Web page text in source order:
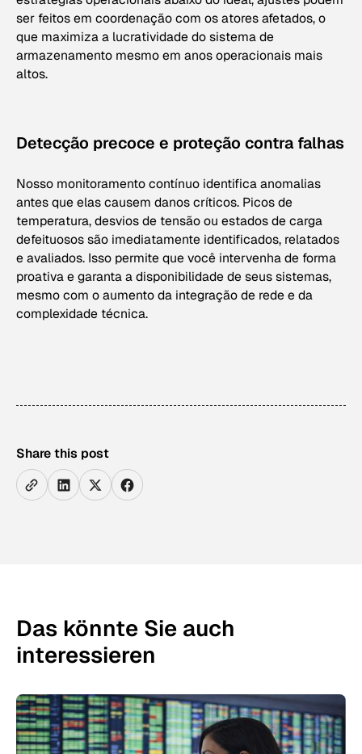
ser feitos em coordenação com os atores afetados, o
que maximiza a lucratividade do sistema de
armazenamento mesmo em anos operacionais mais
altos.
Detecção precoce e proteção contra falhas
Nosso monitoramento contínuo identifica anomalias
antes que elas causem danos críticos. Picos de
temperatura, desvios de tensão ou estados de carga
defeituosos são imediatamente identificados, relatados
e avaliados. Isso permite que você intervenha de forma
proativa e garanta a disponibilidade de seus sistemas,
mesmo com o aumento da integração de rede e da
complexidade técnica.
Share this post
Das könnte Sie auch
interessieren